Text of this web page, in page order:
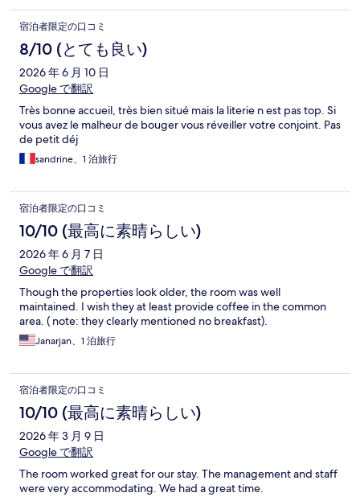
宿泊者限定の口コミ
8/10 (とても良い)
2026 年 6 月 10 日
Google で翻訳
Très bonne accueil, très bien situé mais la literie n est pas top. Si
vous avez le malheur de bouger vous réveiller votre conjoint. Pas
de petit déj
sandrine、1 泊旅行
宿泊者限定の口コミ
10/10 (最高に素晴らしい)
2026 年 6 月 7 日
Google で翻訳
Though the properties look older, the room was well
maintained. I wish they at least provide coffee in the common
area. ( note: they clearly mentioned no breakfast).
Janarjan、1 泊旅行
宿泊者限定の口コミ
10/10 (最高に素晴らしい)
2026 年 3 月 9 日
Google で翻訳
The room worked great for our stay. The management and staff
were very accommodating. We had a great time.